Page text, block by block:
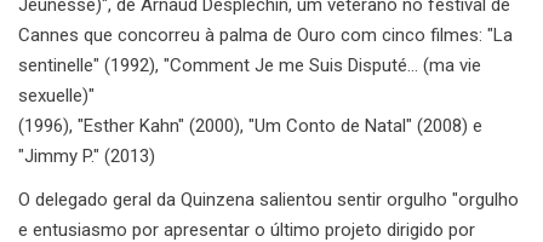
Jeunesse)", de Arnaud Desplechin, um veterano no festival de
Cannes que concorreu à palma de Ouro com cinco filmes: "La
sentinelle" (1992), "Comment Je me Suis Disputé… (ma vie
sexuelle)"
(1996), "Esther Kahn" (2000), "Um Conto de Natal" (2008) e
"Jimmy P." (2013)
O delegado geral da Quinzena salientou sentir orgulho "orgulho
e entusiasmo por apresentar o último projeto dirigido por